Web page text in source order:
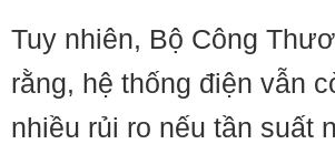
Tuy nhiên, Bộ Công
rằng, hệ thống điện vẫn
nhiều rủi ro nếu tần suất